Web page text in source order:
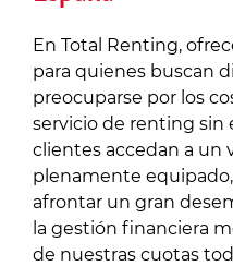
En Total Renting,
para quienes buscan
preocuparse por los
servicio de renting
clientes accedan a un
plenamente
afrontar un gran
la gestión financiera
de nuestras cuotas